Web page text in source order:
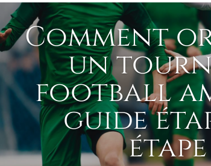
Comment
un
football
guide
étape